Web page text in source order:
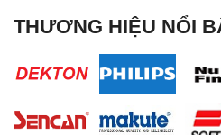
THƯƠNG HIỆU NỔI